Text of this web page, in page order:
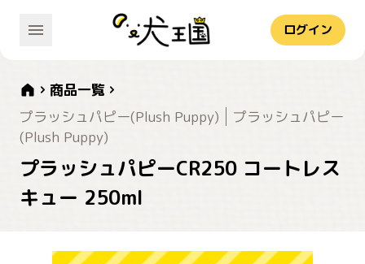
ログイン
商品一覧
プラッシュパピー(Plush Puppy)
プラッシュパピー
(Plush Puppy)
プラッシュパピーCR250 コートレス
キュー 250ml